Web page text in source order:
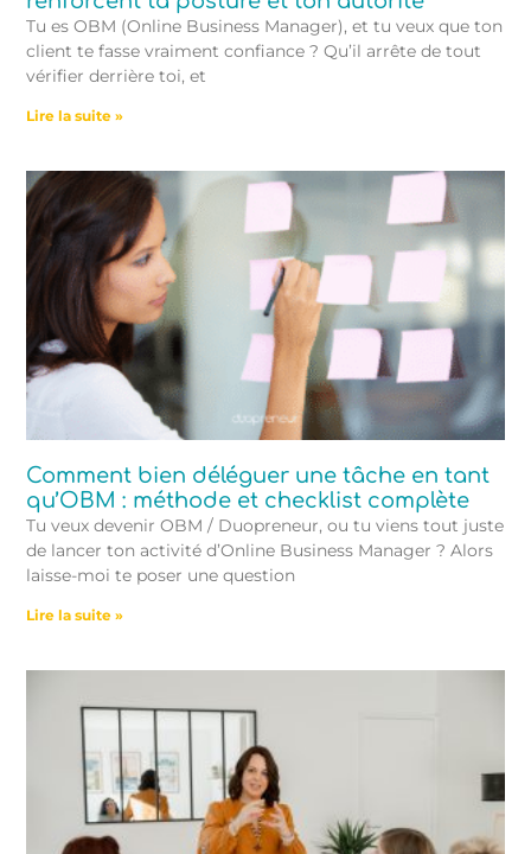
Tu es OBM (Online Business Manager), et tu veux que ton
client te fasse vraiment confiance ? Qu’il arrête de tout
vérifier derrière toi, et
Lire la suite »
Comment bien déléguer une tâche en tant
qu’OBM : méthode et checklist complète
Tu veux devenir OBM / Duopreneur, ou tu viens tout juste
de lancer ton activité d’Online Business Manager ? Alors
laisse-moi te poser une question
Lire la suite »